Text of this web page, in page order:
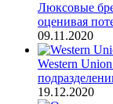
Люксовые
оценивая
09.11.2020
Western
19.12.2020